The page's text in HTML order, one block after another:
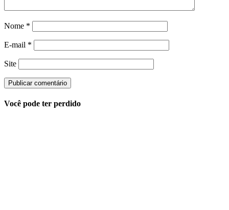
Nome *
E-mail *
Site
Você pode ter perdido